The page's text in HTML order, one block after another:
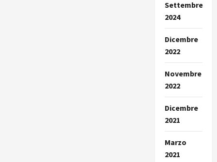
Settembre
2024
Dicembre
2022
Novembre
2022
Dicembre
2021
Marzo
2021